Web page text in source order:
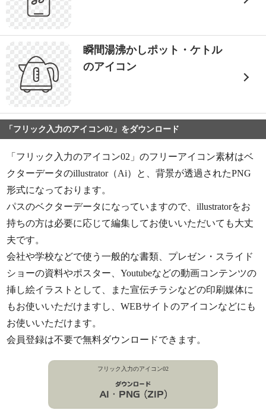
瞬間湯沸かしポット・ケトル
のアイコン
「フリック入力のアイコン02」をダウンロード
「フリック入力のアイコン02」のフリーアイコン素材はベ
クターデータのillustrator（Ai）と、背景が透過されたPNG
形式になっております。
パスのベクターデータになっていますので、illustratorをお
持ちの方は必要に応じて編集してお使いいただいても大丈
夫です。
会社や学校などで使う一般的な書類、プレゼン・スライド
ショーの資料やポスター、Youtubeなどの動画コンテンツの
挿し絵イラストとして、また宣伝チラシなどの印刷媒体に
もお使いいただけますし、WEBサイトのアイコンなどにも
お使いいただけます。
会員登録は不要で無料ダウンロードできます。
フリック入力のアイコン02